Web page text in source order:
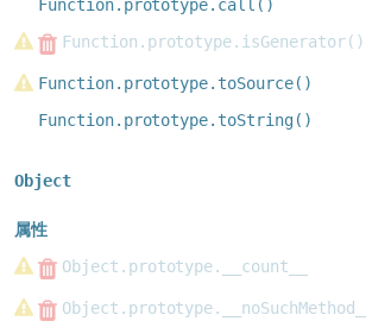
Function.prototype.call()
Function.prototype.isGenerator()
Function.prototype.toSource()
Function.prototype.toString()
Object
属性
Object.prototype.__count__
Object.prototype.__noSuchMethod__